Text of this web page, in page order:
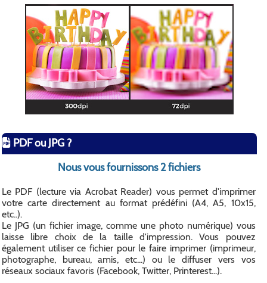
PDF ou JPG ?
Nous vous fournissons 2 fichiers
Le PDF (lecture via Acrobat Reader) vous permet d'imprimer
votre carte directement au format prédéfini (A4, A5, 10x15,
etc..).
Le JPG (un fichier image, comme une photo numérique) vous
laisse libre choix de la taille d'impression. Vous pouvez
également utiliser ce fichier pour le faire imprimer (imprimeur,
photographe, bureau, amis, etc...) ou le diffuser vers vos
réseaux sociaux favoris (Facebook, Twitter, Printerest...).